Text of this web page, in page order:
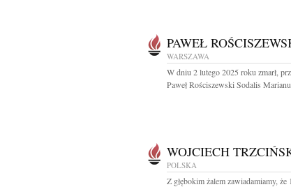
PAWEŁ
WARSZAWA
W dniu 2 lutego 2025 roku zmarł,
Paweł Rościszewski Sodalis
WOJCIECH
POLSKA
Z głębokim żalem zawiadamiamy, że